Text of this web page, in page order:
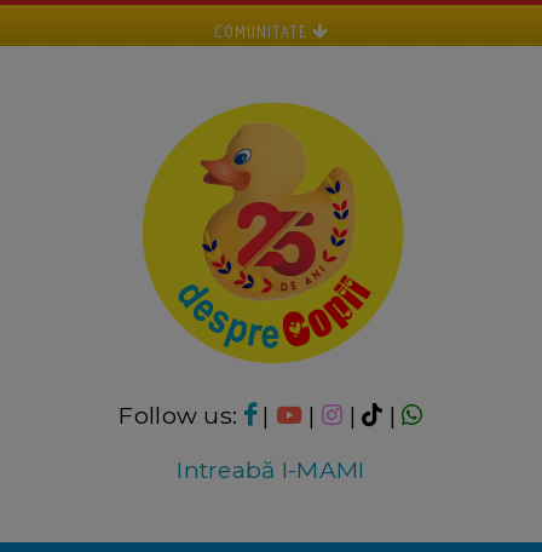
COMUNITATE
Follow us: | | |
|
Intreabă I-MAMI